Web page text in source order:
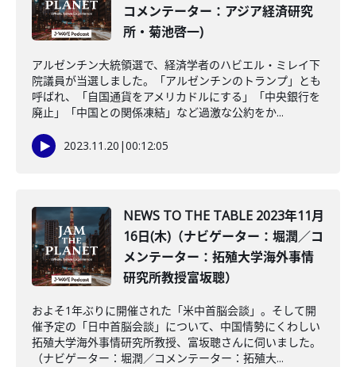
コメンテーター：アジア経済研究
所・菊池啓一)
アルゼンチン大統領選で、経済学者のハビエル・ミレイ下
院議員が当選しました。「アルゼンチンのトランプ」とも
呼ばれ、「自国通貨をアメリカドルにする」「中央銀行を
廃止」「中国との関係凍結」など過激な公約をか...
2023.11.20 |00:12:05
NEWS TO THE TABLE 2023年11月
16日(木)（ナビゲーター：堀潤／コ
メンテーター：拓殖大学海外事情
研究所教授富坂聰）
およそ1年ぶりに開催された「米中首脳会談」。そして開
催予定の「日中首脳会談」について、中国情勢にくわしい
拓殖大学海外事情研究所教授、富坂聰さんに伺いました。
（ナビゲーター：堀潤／コメンテーター：拓殖大...